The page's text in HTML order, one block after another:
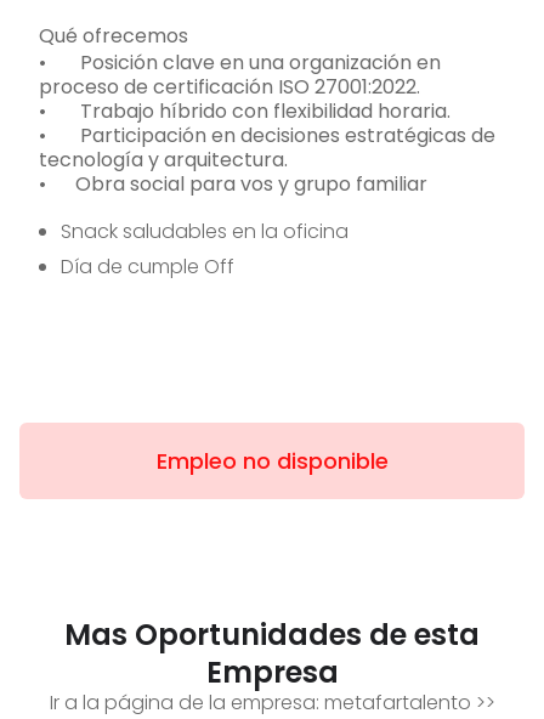
Qué ofrecemos
• Posición clave en una organización en
proceso de certificación ISO 27001:2022.
• Trabajo híbrido con flexibilidad horaria.
• Participación en decisiones estratégicas de
tecnología y arquitectura.
• Obra social para vos y grupo familiar
Snack saludables en la oficina
Día de cumple Off
Empleo no disponible
Mas Oportunidades de esta
Empresa
Ir a la página de la empresa: metafartalento >>